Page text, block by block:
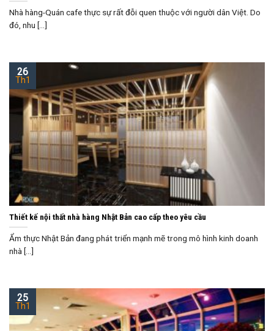
Nhà hàng-Quán cafe thực sự rất đỗi quen thuộc với người dân Việt. Do
đó, nhu [...]
Thiết kế nội thất nhà hàng Nhật Bản cao cấp theo yêu cầu
Ẩm thực Nhật Bản đang phát triển mạnh mẽ trong mô hình kinh doanh
nhà [...]
26
Th1
25
Th1